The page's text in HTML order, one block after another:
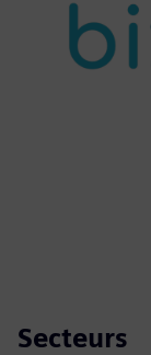
Secteurs